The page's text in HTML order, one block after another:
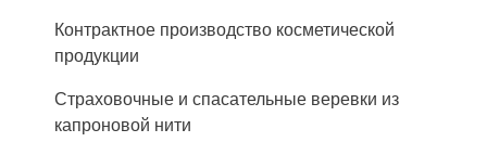
Контрактное производство косметической
продукции
Страховочные и спасательные веревки из
капроновой нити